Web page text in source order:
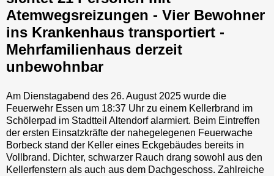
Atemwegsreizungen - Vier Bewohner
ins Krankenhaus transportiert -
Mehrfamilienhaus derzeit
unbewohnbar
Am Dienstagabend des 26. August 2025 wurde die
Feuerwehr Essen um 18:37 Uhr zu einem Kellerbrand im
Schölerpad im Stadtteil Altendorf alarmiert. Beim Eintreffen
der ersten Einsatzkräfte der nahegelegenen Feuerwache
Borbeck stand der Keller eines Eckgebäudes bereits in
Vollbrand. Dichter, schwarzer Rauch drang sowohl aus den
Kellerfenstern als auch aus dem Dachgeschoss. Zahlreiche